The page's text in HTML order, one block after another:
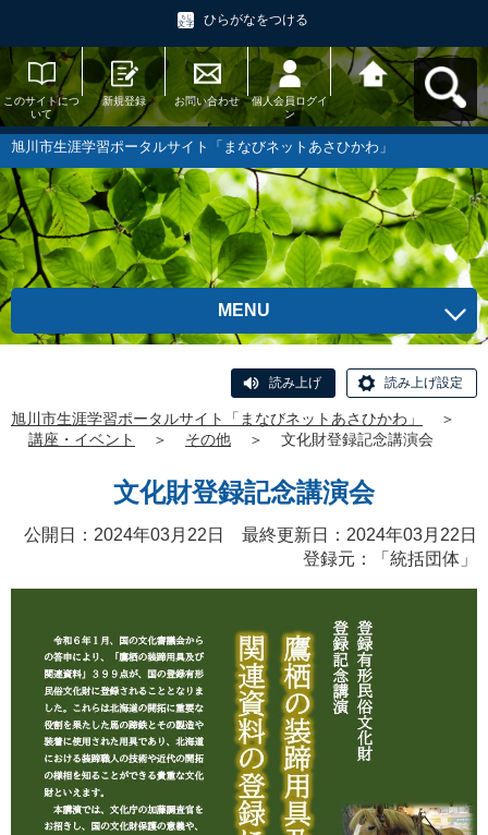
ひらがなをつける
このサイトにつ
いて
新規登録 お問い合わせ
個人会員ログイ
ン
旭川市生涯学習
ポータルサイト
「まなびネット
あさひかわ」へ
戻る
旭川市生涯学習ポータルサイト「まなびネットあさひかわ」
MENU
読み上げ 読み上げ設定
旭川市生涯学習ポータルサイト「まなびネットあさひかわ」
＞
講座・イベント
＞ その他 ＞ 文化財登録記念講演会
文化財登録記念講演会
公開日：2024年03月22日 最終更新日：2024年03月22日
登録元：「統括団体」